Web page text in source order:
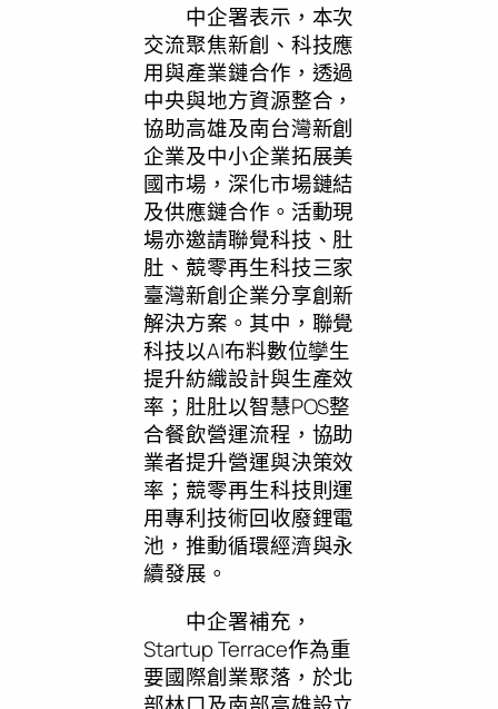
中企署表示，本次
交流聚焦新創、科技應
用與產業鏈合作，透過
中央與地方資源整合，
協助高雄及南台灣新創
企業及中小企業拓展美
國市場，深化市場鏈結
及供應鏈合作。活動現
場亦邀請聯覺科技、肚
肚、競零再生科技三家
臺灣新創企業分享創新
解決方案。其中，聯覺
科技以AI布料數位孿生
提升紡織設計與生產效
率；肚肚以智慧POS整
合餐飲營運流程，協助
業者提升營運與決策效
率；競零再生科技則運
用專利技術回收廢鋰電
池，推動循環經濟與永
續發展。
中企署補充，
Startup Terrace作為重
要國際創業聚落，於北